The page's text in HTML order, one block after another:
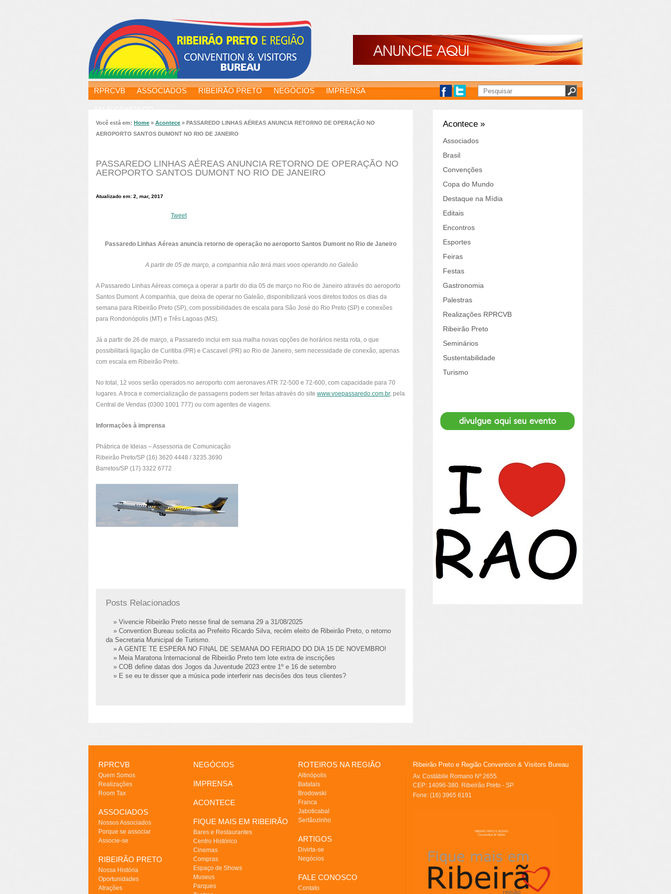
RPRCVB ASSOCIADOS RIBEIRÃO PRETO NEGÓCIOS IMPRENSA
Você está em: Home » Acontece » PASSAREDO LINHAS AÉREAS ANUNCIA RETORNO DE OPERAÇÃO NO
AEROPORTO SANTOS DUMONT NO RIO DE JANEIRO
PASSAREDO LINHAS AÉREAS ANUNCIA RETORNO DE OPERAÇÃO NO
AEROPORTO SANTOS DUMONT NO RIO DE JANEIRO
Atualizado em: 2, mar, 2017
Tweet
Passaredo Linhas Aéreas anuncia retorno de operação no aeroporto Santos Dumont no Rio de Janeiro
A partir de 05 de março, a companhia não terá mais voos operando no Galeão
A Passaredo Linhas Aéreas começa a operar a partir do dia 05 de março no Rio de Janeiro através do aeroporto
Santos Dumont. A companhia, que deixa de operar no Galeão, disponibilizará voos diretos todos os dias da
semana para Ribeirão Preto (SP), com possibilidades de escala para São José do Rio Preto (SP) e conexões
para Rondonópolis (MT) e Três Lagoas (MS).
Já a partir de 26 de março, a Passaredo inclui em sua malha novas opções de horários nesta rota, o que
possibilitará ligação de Curitiba (PR) e Cascavel (PR) ao Rio de Janeiro, sem necessidade de conexão, apenas
com escala em Ribeirão Preto.
No total, 12 voos serão operados no aeroporto com aeronaves ATR 72-500 e 72-600, com capacidade para 70
lugares. A troca e comercialização de passagens podem ser feitas através do site www.voepassaredo.com.br, pela
Central de Vendas (0300 1001 777) ou com agentes de viagens.
Informações à imprensa
Phábrica de Ideias – Assessoria de Comunicação
Ribeirão Preto/SP (16) 3620 4448 / 3235.3690
Barretos/SP (17) 3322 6772
Posts Relacionados
» Vivencie Ribeirão Preto nesse final de semana 29 a 31/08/2025
» Convention Bureau solicita ao Prefeito Ricardo Silva, recém eleito de Ribeirão Preto, o retorno
da Secretaria Municipal de Turismo.
» A GENTE TE ESPERA NO FINAL DE SEMANA DO FERIADO DO DIA 15 DE NOVEMBRO!
» Meia Maratona Internacional de Ribeirão Preto tem lote extra de inscrições
» COB define datas dos Jogos da Juventude 2023 entre 1º e 16 de setembro
» E se eu te disser que a música pode interferir nas decisões dos teus clientes?
Acontece »
Associados
Brasil
Convenções
Copa do Mundo
Destaque na Mídia
Editais
Encontros
Esportes
Feiras
Festas
Gastronomia
Palestras
Realizações RPRCVB
Ribeirão Preto
Seminários
Sustentabilidade
Turismo
RPRCVB
Quem Somos
Realizações
Room Tax
ASSOCIADOS
Nossos Associados
Porque se associar
Associe-se
RIBEIRÃO PRETO
Nossa História
Oportunidades
Atrações
NEGÓCIOS
IMPRENSA
ACONTECE
FIQUE MAIS EM RIBEIRÃO
Bares e Restaurantes
Centro Histórico
Cinemas
Compras
Espaço de Shows
Museus
Parques
ROTEIROS NA REGIÃO
Altinópolis
Batatais
Brodowski
Franca
Jaboticabal
Sertãozinho
ARTIGOS
Divirta-se
Negócios
FALE CONOSCO
Contato
Ribeirão Preto e Região Convention & Visitors Bureau
Av. Costábile Romano Nº 2655.
CEP: 14096-380. Ribeirão Preto - SP
Fone: (16) 3965 6191